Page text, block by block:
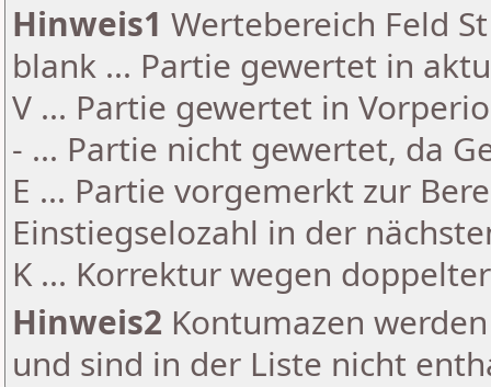
Hinweis1 Wertebereich Feld
blank ... Partie gewertet in
V ... Partie gewertet in
- ... Partie nicht gewertet, da
E ... Partie vorgemerkt zur
Einstiegselozahl in der
K ... Korrektur wegen
Hinweis2 Kontumazen
und sind in der Liste nicht